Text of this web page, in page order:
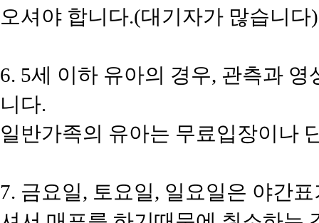
오셔야 합니다.(대기자가 많습니다)
6. 5세 이하 유아의 경우, 관측과
니다.
일반가족의 유아는 무료입장이나
7. 금요일, 토요일, 일요일은 야간